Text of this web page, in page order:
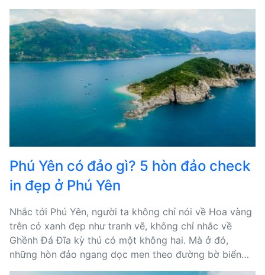
này thay vì dò dẫm hỏi: Ăn gì ở Phú Yên?
Phú Yên có đảo gì? 5 hòn đảo check
in đẹp ở Phú Yên
Nhắc tới Phú Yên, người ta không chỉ nói về Hoa vàng
trên cỏ xanh đẹp như tranh vẽ, không chỉ nhắc về
Ghềnh Đá Đĩa kỳ thú có một không hai. Mà ở đó,
những hòn đảo ngang dọc men theo đường bờ biển
dài 189km cũng là một điểm không thể bỏ lỡ. Chắc